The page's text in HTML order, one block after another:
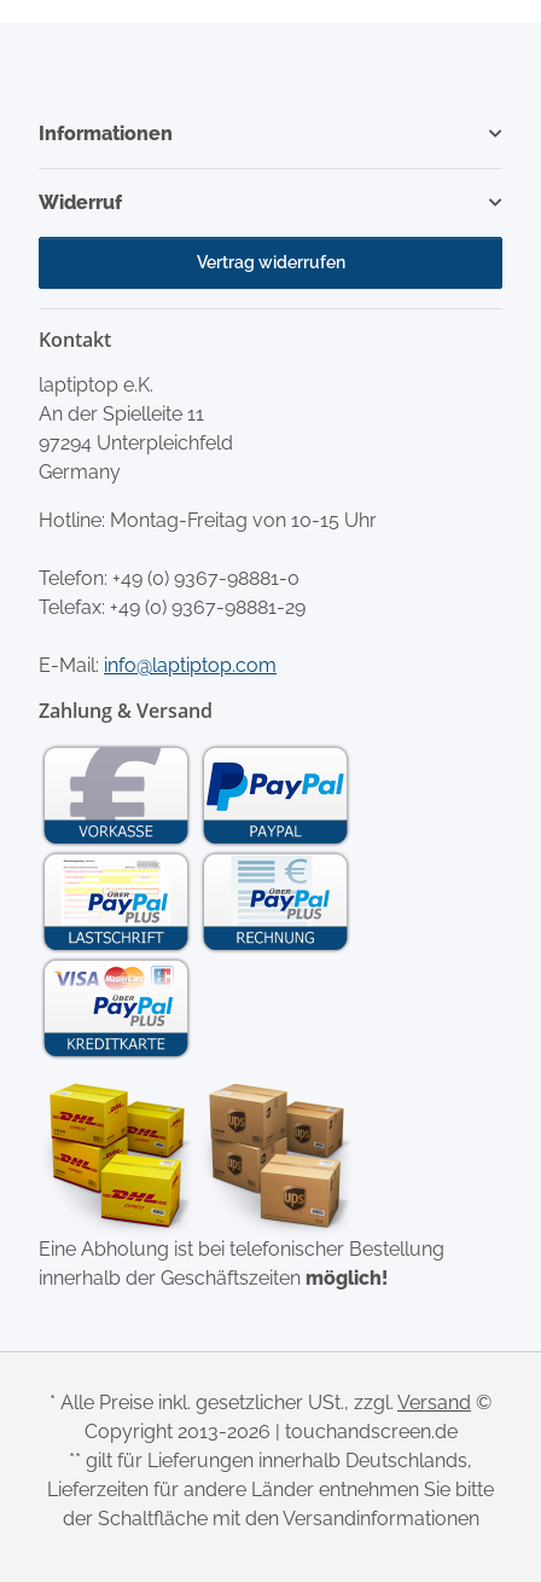
Informationen
Widerruf
Vertrag widerrufen
Kontakt
laptiptop e.K.
An der Spielleite 11
97294 Unterpleichfeld
Germany
Hotline: Montag-Freitag von 10-15 Uhr
Telefon: +49 (0) 9367-98881-0
Telefax: +49 (0) 9367-98881-29
E-Mail: info@laptiptop.com
Zahlung & Versand
Eine Abholung ist bei telefonischer Bestellung
innerhalb der Geschäftszeiten möglich!
* Alle Preise inkl. gesetzlicher USt., zzgl. Versand ©
Copyright 2013-2026 | touchandscreen.de
** gilt für Lieferungen innerhalb Deutschlands,
Lieferzeiten für andere Länder entnehmen Sie bitte
der Schaltfläche mit den Versandinformationen